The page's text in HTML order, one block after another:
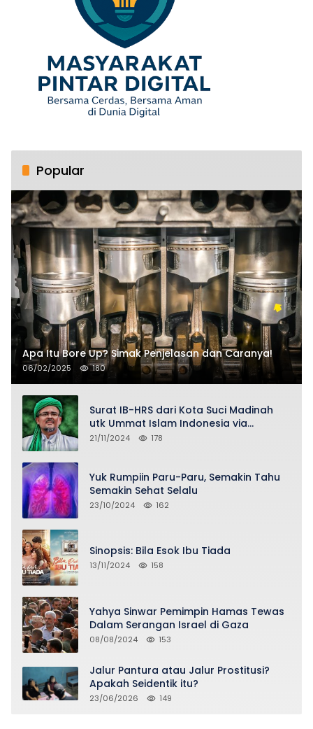
Popular
Apa Itu Bore Up? Simak Penjelasan dan Caranya!
06/02/2025 180
Surat IB-HRS dari Kota Suci Madinah
utk Ummat Islam Indonesia via
Penasihat DPP FPI Asy-Syeikh KH Buya
21/11/2024 178
Yuk Rumpiin Paru-Paru, Semakin Tahu
Semakin Sehat Selalu
23/10/2024 162
Sinopsis: Bila Esok Ibu Tiada
13/11/2024 158
Yahya Sinwar Pemimpin Hamas Tewas
Dalam Serangan Israel di Gaza
08/08/2024 153
Jalur Pantura atau Jalur Prostitusi?
Apakah Seidentik itu?
23/06/2026 149